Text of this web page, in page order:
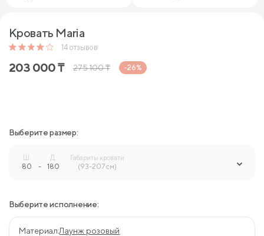
Кровать Maria
14 отзывов
203 000₸ 275 100₸ -26%
Выберите размер:
Ш.
80 -
Д.
180
Габариты кровати
(93-207 см)
Выберите исполнение:
Материал:Лаунж розовый